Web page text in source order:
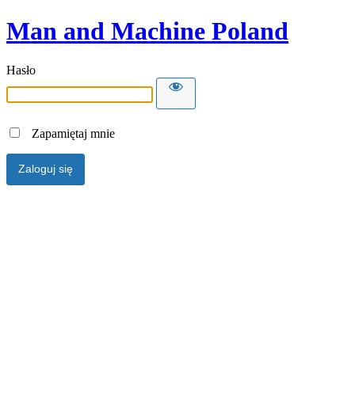
Man and Machine Poland
Hasło
Zapamiętaj mnie